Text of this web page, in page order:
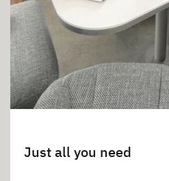
Just all you need